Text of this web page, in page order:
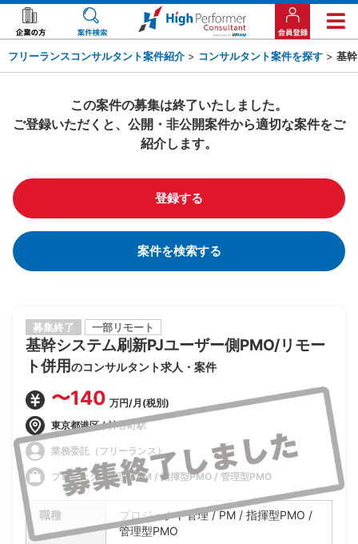
フリーランスコンサルタント案件紹介 > コンサルタント案件を探す > 基
この案件の募集は終了いたしました。
ご登録いただくと、公開・非公開案件から適切な案件をご
紹介します。
登録する
案件を検索する
募集終了 一部リモート
基幹システム刷新PJユーザー側PMO/リモー
ト併用のコンサルタント求人・案件
〜140 万円/月(税別)
東京都港区 / 神谷町駅
業務委託（フリーランス）
プロジェクト管理 / PM / 指揮型PMO / 管理型PMO
職種
プロジェクト管理 / PM / 指揮型PMO /
管理型PMO